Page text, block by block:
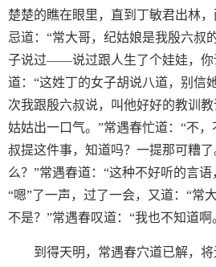
楚楚的瞧在眼里，直到丁敏君出林
忌道：“常大哥，纪姑娘是我殷六叔
子说过——说过跟人生了个娃娃，你
道：“这姓丁的女子胡说八道，别信
次我跟殷六叔说，叫他好好的教训
姑姑出一口气。”常遇春忙道：“不
叔提这件事，知道吗？一提那可糟
么？”常遇春道：“这种不好听的言
“嗯”了一声，过了一会，又道：“常
不是？”常遇春叹道：“我也不知道啊
到得天明，常遇春穴道已解，